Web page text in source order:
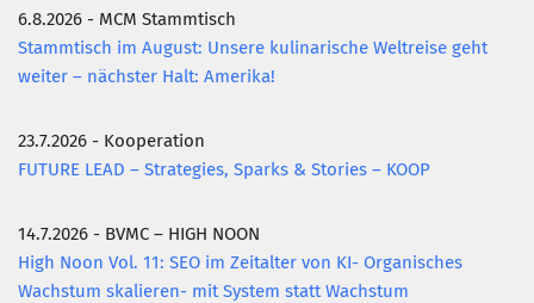
6.8.2026 - MCM Stammtisch
Stammtisch im August: Unsere kulinarische Weltreise geht
weiter – nächster Halt: Amerika!
23.7.2026 - Kooperation
FUTURE LEAD – Strategies, Sparks & Stories – KOOP
14.7.2026 - BVMC – HIGH NOON
High Noon Vol. 11: SEO im Zeitalter von KI- Organisches
Wachstum skalieren- mit System statt Wachstum